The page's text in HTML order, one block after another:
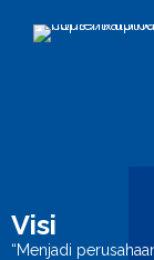
Visi
“Menjadi